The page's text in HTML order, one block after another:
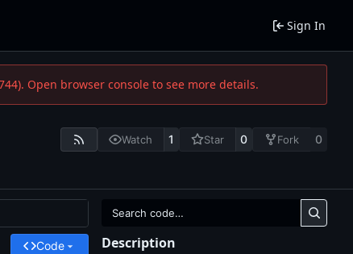
Sign In
Open browser console to see more details.
Watch 1 Star 0 Fork 0
Code Description